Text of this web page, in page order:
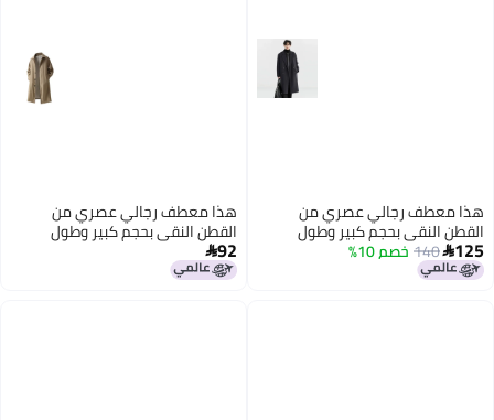
هذا معطف رجالي عصري من
القطن النقي بحجم كبير وطول
متوسط، بلون نقي تصميم عادي.
125
140خصم 10%
هذا معطف رجالي عصري من
القطن النقي بحجم كبير وطول
متوسط، بلون نقي تصميم عادي.
92